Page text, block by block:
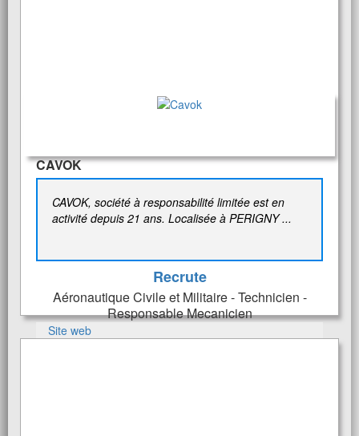
CAVOK
CAVOK, société à responsabilité limitée est en
activité depuis 21 ans. Localisée à PERIGNY ...
Recrute
Aéronautique Civile et Militaire - Technicien -
Responsable Mecanicien
Site web